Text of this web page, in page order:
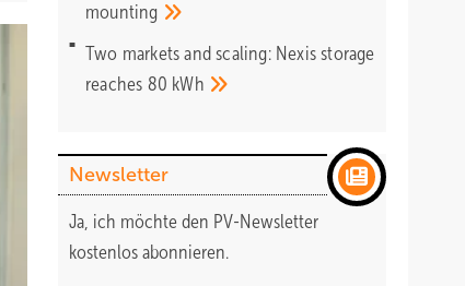
mounting
Two markets and scaling: Nexis storage
reaches 80 kWh
Newsletter
Ja, ich möchte den PV-Newsletter
kostenlos abonnieren.